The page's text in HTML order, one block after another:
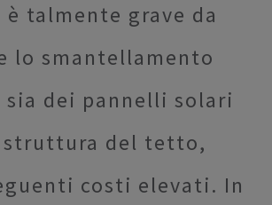
è talmente grave da
lo smantellamento
dei pannelli solari
struttura del tetto,
costi elevati. In